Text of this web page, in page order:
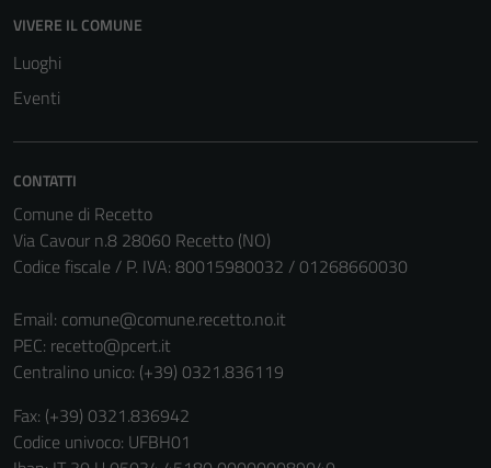
VIVERE IL COMUNE
Luoghi
Eventi
CONTATTI
Comune di Recetto
Via Cavour n.8 28060 Recetto (NO)
Codice fiscale / P. IVA: 80015980032 / 01268660030
Email: comune@comune.recetto.no.it
PEC: recetto@pcert.it
Centralino unico: (+39) 0321.836119
Fax: (+39) 0321.836942
Codice univoco: UFBH01